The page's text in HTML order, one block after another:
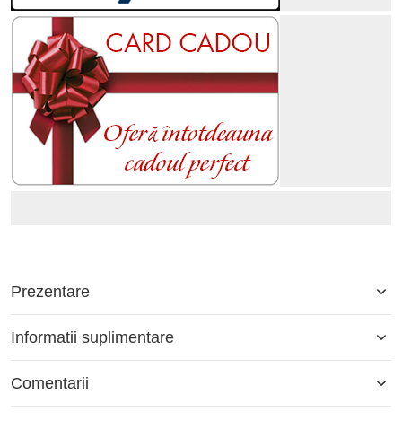
Prezentare
Informatii suplimentare
Comentarii